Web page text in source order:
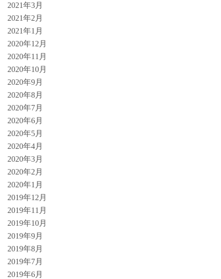
2021年3月
2021年2月
2021年1月
2020年12月
2020年11月
2020年10月
2020年9月
2020年8月
2020年7月
2020年6月
2020年5月
2020年4月
2020年3月
2020年2月
2020年1月
2019年12月
2019年11月
2019年10月
2019年9月
2019年8月
2019年7月
2019年6月